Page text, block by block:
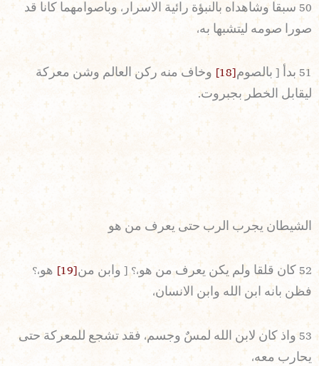
50 سبقا وشاهداه بالنبؤة رائية الاسرار، وباصوامهما كانا قد
صورا صومه ليتشبها به،
51 بدأ [ بالصوم [18]
وخاف منه ركن العالم وشن معركة
ليقابل الخطر بجبروت.
الشيطان يجرب الرب حتى يعرف من هو
52 كان قلقا ولم يكن يعرف من هو،؟ [ وابن من [19]
هو،؟
فظن بانه ابن الله وابن الانسان،
53 واذ كان لابن الله لمسٌ وجسم، فقد تشجع للمعركة حتى
يحارب معه،